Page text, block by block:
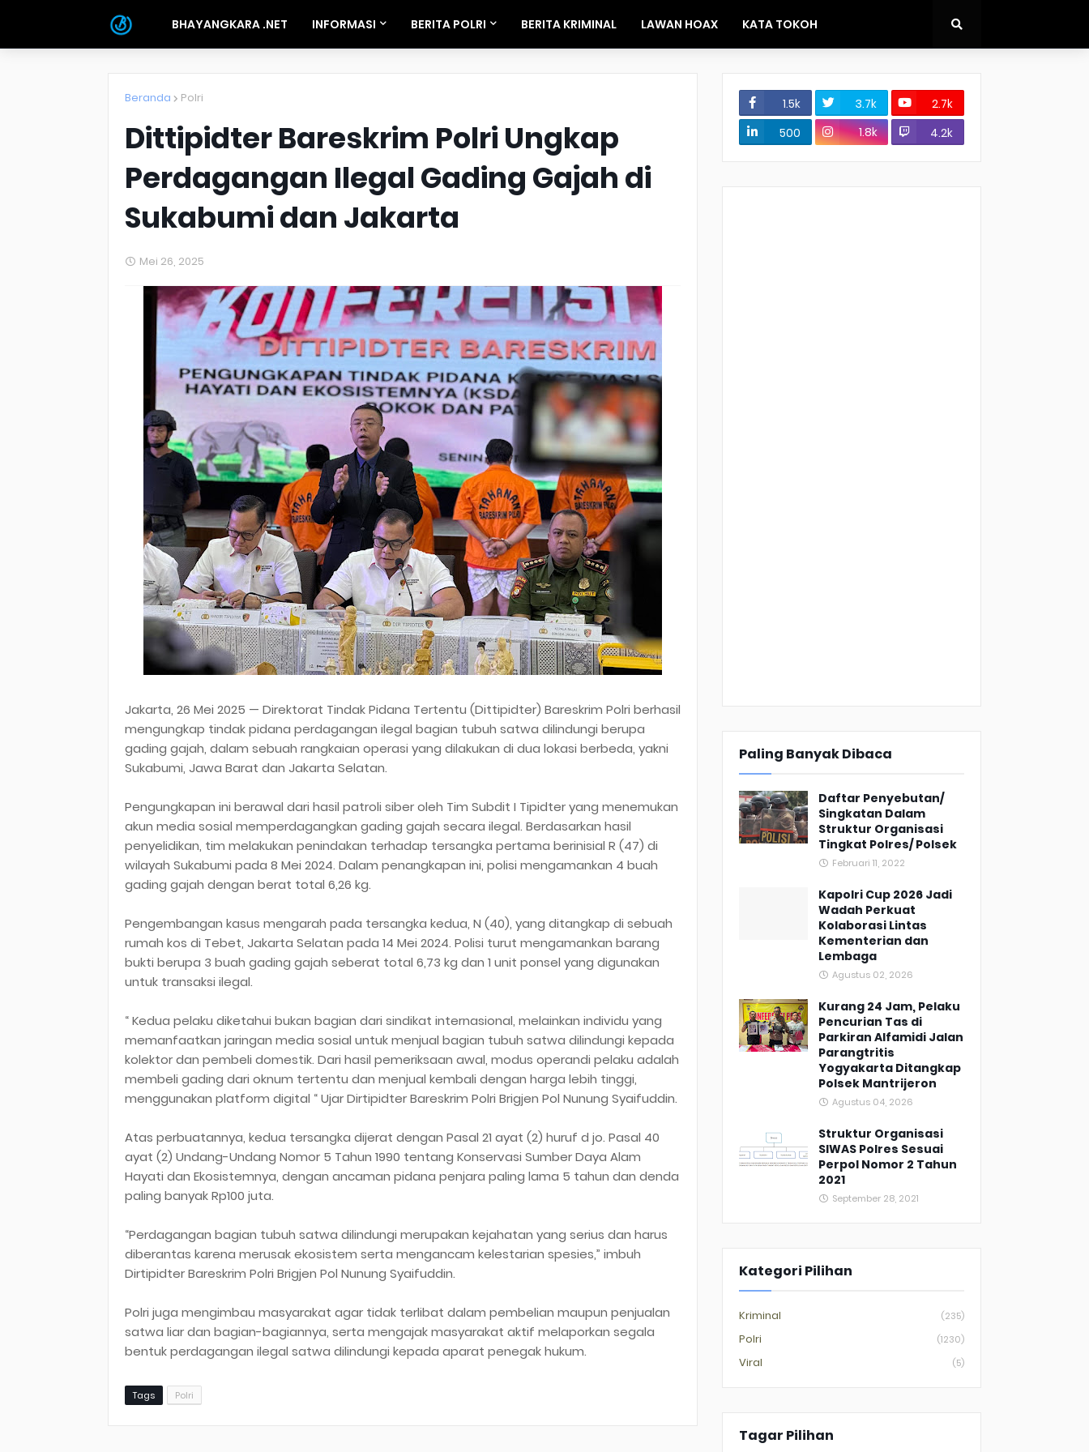
BHAYANGKARA .NET INFORMASI BERITA POLRI BERITA KRIMINAL LAWAN HOAX KATA TOKOH
Beranda Polri
Dittipidter Bareskrim Polri Ungkap
Perdagangan Ilegal Gading Gajah di
Sukabumi dan Jakarta
Mei 26, 2025
Jakarta, 26 Mei 2025 — Direktorat Tindak Pidana Tertentu (Dittipidter) Bareskrim Polri berhasil
mengungkap tindak pidana perdagangan ilegal bagian tubuh satwa dilindungi berupa
gading gajah, dalam sebuah rangkaian operasi yang dilakukan di dua lokasi berbeda, yakni
Sukabumi, Jawa Barat dan Jakarta Selatan.
Pengungkapan ini berawal dari hasil patroli siber oleh Tim Subdit I Tipidter yang menemukan
akun media sosial memperdagangkan gading gajah secara ilegal. Berdasarkan hasil
penyelidikan, tim melakukan penindakan terhadap tersangka pertama berinisial R (47) di
wilayah Sukabumi pada 8 Mei 2024. Dalam penangkapan ini, polisi mengamankan 4 buah
gading gajah dengan berat total 6,26 kg.
Pengembangan kasus mengarah pada tersangka kedua, N (40), yang ditangkap di sebuah
rumah kos di Tebet, Jakarta Selatan pada 14 Mei 2024. Polisi turut mengamankan barang
bukti berupa 3 buah gading gajah seberat total 6,73 kg dan 1 unit ponsel yang digunakan
untuk transaksi ilegal.
“ Kedua pelaku diketahui bukan bagian dari sindikat internasional, melainkan individu yang
memanfaatkan jaringan media sosial untuk menjual bagian tubuh satwa dilindungi kepada
kolektor dan pembeli domestik. Dari hasil pemeriksaan awal, modus operandi pelaku adalah
membeli gading dari oknum tertentu dan menjual kembali dengan harga lebih tinggi,
menggunakan platform digital “ Ujar Dirtipidter Bareskrim Polri Brigjen Pol Nunung Syaifuddin.
Atas perbuatannya, kedua tersangka dijerat dengan Pasal 21 ayat (2) huruf d jo. Pasal 40
ayat (2) Undang-Undang Nomor 5 Tahun 1990 tentang Konservasi Sumber Daya Alam
Hayati dan Ekosistemnya, dengan ancaman pidana penjara paling lama 5 tahun dan denda
paling banyak Rp100 juta.
“Perdagangan bagian tubuh satwa dilindungi merupakan kejahatan yang serius dan harus
diberantas karena merusak ekosistem serta mengancam kelestarian spesies,” imbuh
Dirtipidter Bareskrim Polri Brigjen Pol Nunung Syaifuddin.
Polri juga mengimbau masyarakat agar tidak terlibat dalam pembelian maupun penjualan
satwa liar dan bagian-bagiannya, serta mengajak masyarakat aktif melaporkan segala
bentuk perdagangan ilegal satwa dilindungi kepada aparat penegak hukum.
Tags Polri
1.5k 3.7k
2.7k
500
1.8k 4.2k
Paling Banyak Dibaca
Daftar Penyebutan/
Singkatan Dalam
Struktur Organisasi
Tingkat Polres/ Polsek
Februari 11, 2022
Kapolri Cup 2026 Jadi
Wadah Perkuat
Kolaborasi Lintas
Kementerian dan
Lembaga
Agustus 02, 2026
Kurang 24 Jam, Pelaku
Pencurian Tas di
Parkiran Alfamidi Jalan
Parangtritis
Yogyakarta Ditangkap
Polsek Mantrijeron
Agustus 04, 2026
Struktur Organisasi
SIWAS Polres Sesuai
Perpol Nomor 2 Tahun
2021
September 28, 2021
Kategori Pilihan
Kriminal (235)
Polri (1230)
Viral (5)
Tagar Pilihan